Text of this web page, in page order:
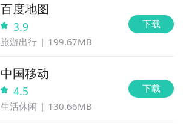
百度地图
3.9
旅游出行 199.67MB
下载
中国移动
4.5
生活休闲 130.66MB
下载